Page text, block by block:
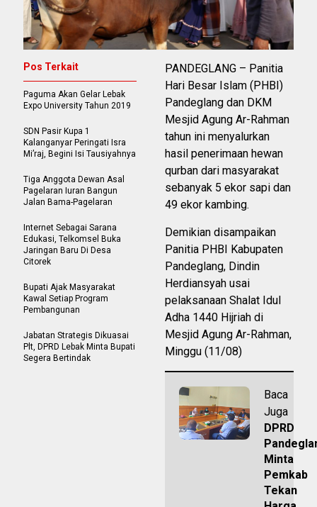
PANDEGLANG – Panitia
Hari Besar Islam (PHBI)
Pandeglang dan DKM
Mesjid Agung Ar-Rahman
tahun ini menyalurkan
hasil penerimaan hewan
qurban dari masyarakat
sebanyak 5 ekor sapi dan
49 ekor kambing.
Demikian disampaikan
Panitia PHBI Kabupaten
Pandeglang, Dindin
Herdiansyah usai
pelaksanaan Shalat Idul
Adha 1440 Hijriah di
Mesjid Agung Ar-Rahman,
Minggu (11/08)
Baca
Juga
DPRD
Minta
Pemkab
Tekan
Pos Terkait
Paguma Akan Gelar Lebak
Expo University Tahun 2019
SDN Pasir Kupa 1
Kalanganyar Peringati Isra
Mi’raj, Begini Isi Tausiyahnya
Tiga Anggota Dewan Asal
Pagelaran Iuran Bangun
Jalan Bama-Pagelaran
Internet Sebagai Sarana
Edukasi, Telkomsel Buka
Jaringan Baru Di Desa
Citorek
Bupati Ajak Masyarakat
Kawal Setiap Program
Pembangunan
Jabatan Strategis Dikuasai
Plt, DPRD Lebak Minta Bupati
Segera Bertindak